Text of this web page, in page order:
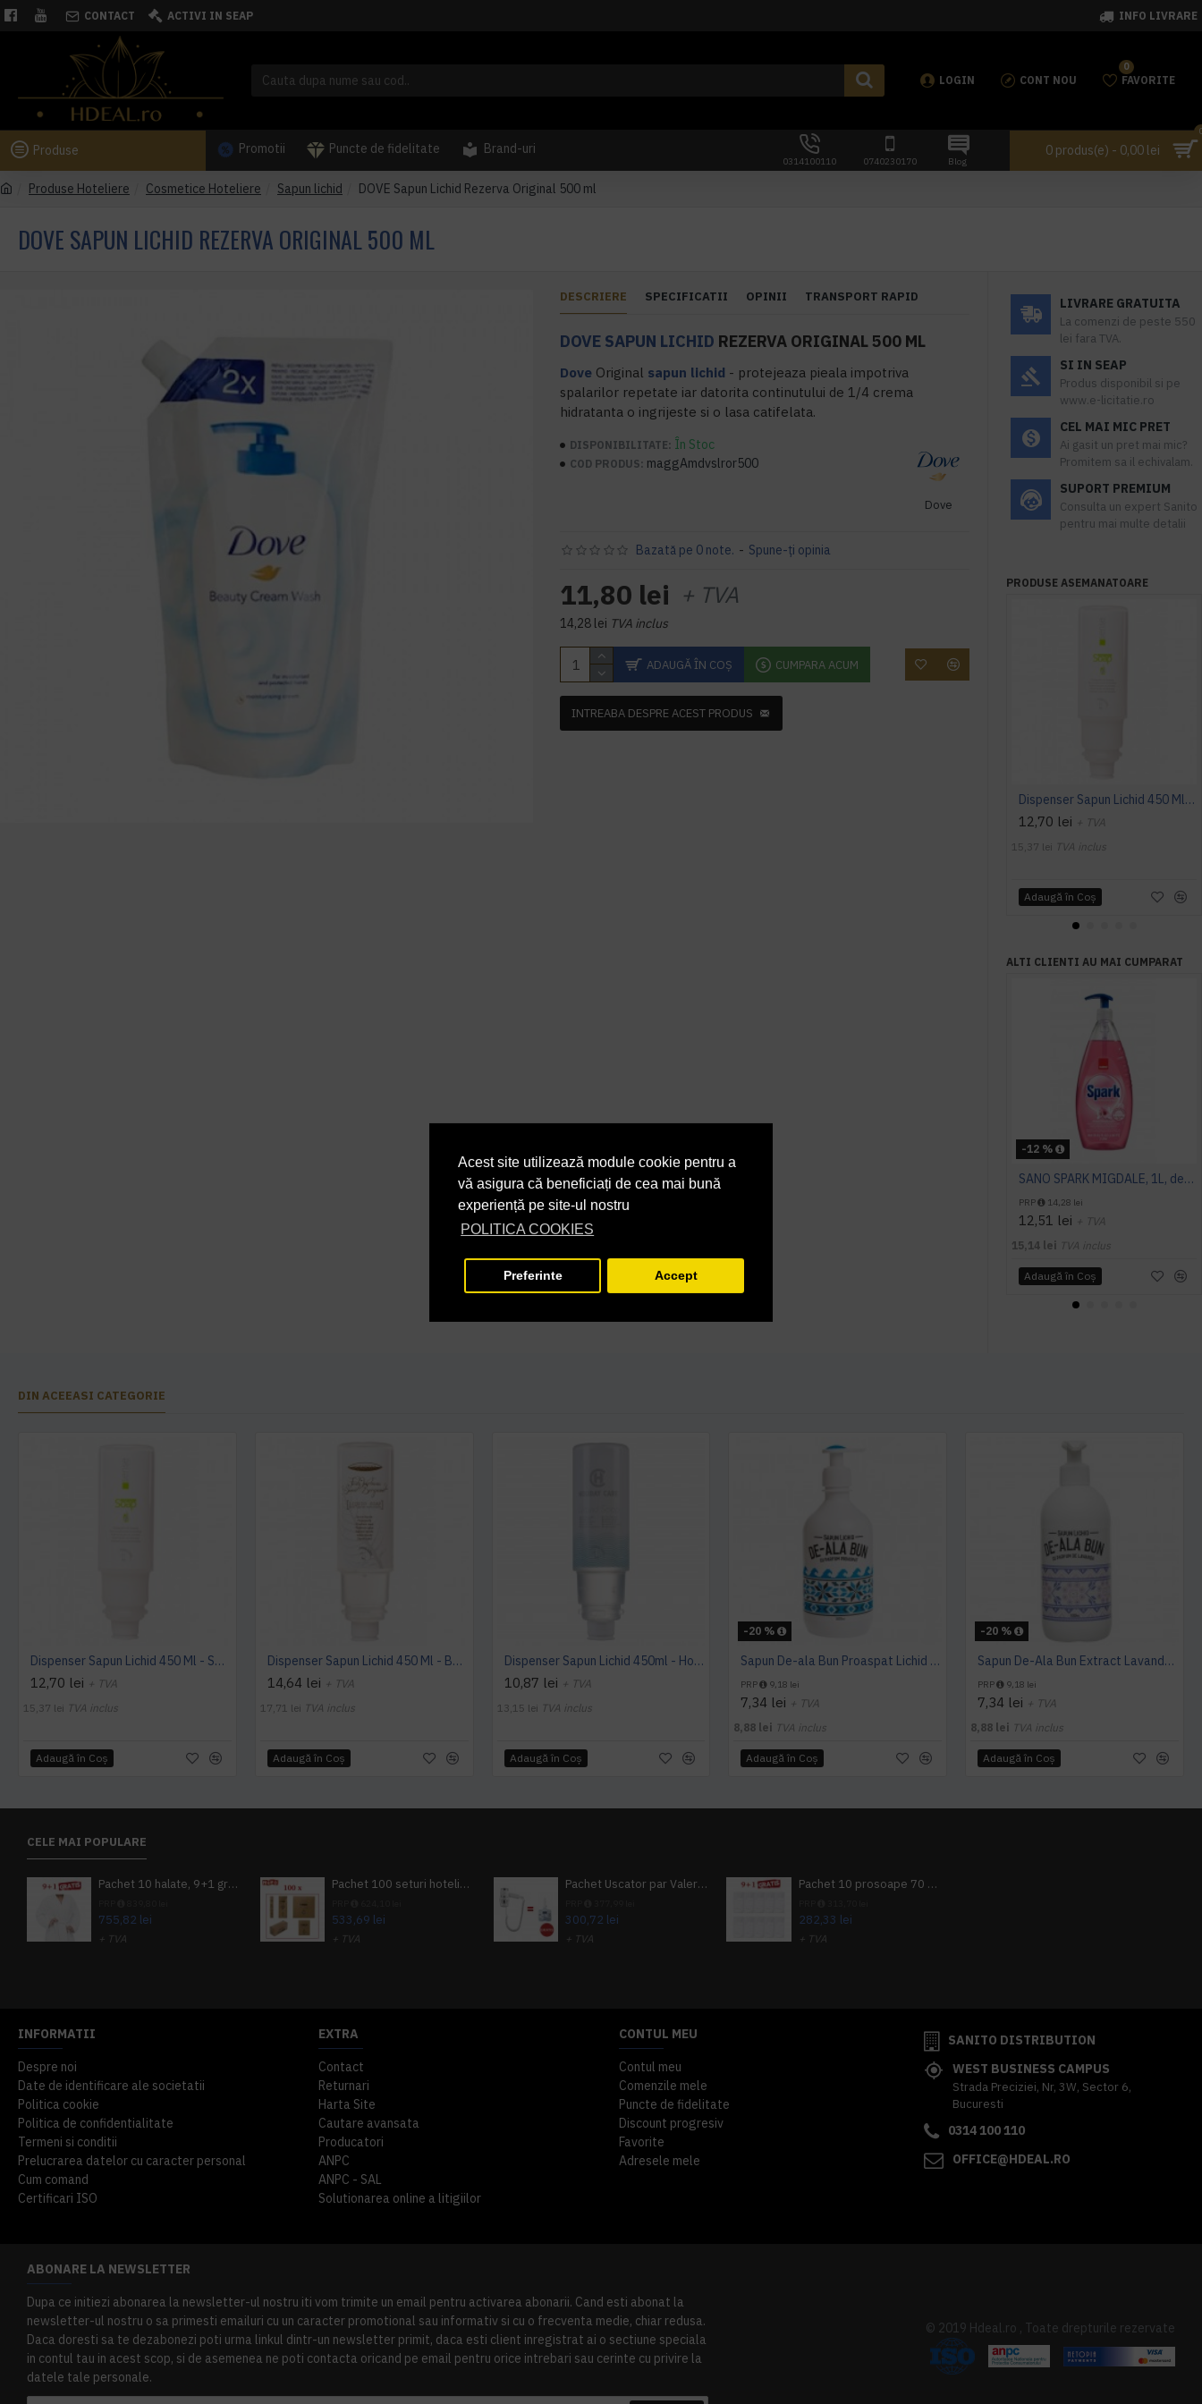
Acest site utilizează module cookie pentru a
vă asigura că beneficiați de cea mai bună
experiență pe site-ul nostru
POLITICA COOKIES
Preferinte Accept
CONTACT ACTIVI IN SEAP INFO LIVRARE
LOGIN CONT NOU FAVORITE
0
Produse Promotii Puncte de fidelitate Brand-uri
0314100110 0740230170 Blog
0 produs(e) - 0,00 lei
Produse Hoteliere Cosmetice Hoteliere Sapun lichid DOVE Sapun Lichid Rezerva Original 500 ml
DOVE SAPUN LICHID REZERVA ORIGINAL 500 ML
DESCRIERE SPECIFICATII OPINII TRANSPORT RAPID
DOVE SAPUN LICHID REZERVA ORIGINAL 500 ML
Dove Original sapun lichid - protejeaza pieala impotriva
spalarilor repetate iar datorita continutului de 1/4 crema
hidratanta o ingrijeste si o lasa catifelata.
DISPONIBILITATE: În Stoc
COD PRODUS: maggAmdvslror500
Dove
Bazată pe 0 note. - Spune-ţi opinia
11,80 lei + TVA
14,28 lei TVA inclus
ADAUGĂ ÎN COŞ CUMPARA ACUM
INTREABA DESPRE ACEST PRODUS
LIVRARE GRATUITA
La comenzi de peste 550
lei fara TVA.
SI IN SEAP
Produs disponibil si pe
www.e-licitatie.ro
CEL MAI MIC PRET
Ai gasit un pret mai mic?
Promitem sa il echivalam.
SUPORT PREMIUM
Consulta un expert Sanito
pentru mai multe detalii
PRODUSE ASEMANATOARE
Dispenser Sapun Lichid 450 Ml - Sense
12,70 lei + TVA
15,37 lei TVA inclus
Adaugă în Coş
ALTI CLIENTI AU MAI CUMPARAT
-12 %
SANO SPARK MIGDALE, 1L, detergent vase
PRP 14,28 lei
12,51 lei + TVA
15,14 lei TVA inclus
Adaugă în Coş
DIN ACEEASI CATEGORIE
Dispenser Sapun Lichid 450 Ml - Sense
12,70 lei + TVA
15,37 lei TVA inclus
Adaugă în Coş
Dispenser Sapun Lichid 450 Ml - Botanika
14,64 lei + TVA
17,71 lei TVA inclus
Adaugă în Coş
Dispenser Sapun Lichid 450ml - Holiday Care
10,87 lei + TVA
13,15 lei TVA inclus
Adaugă în Coş
-20 %
Sapun De-ala Bun Proaspat Lichid 500ml
PRP 9,18 lei
7,34 lei + TVA
8,88 lei TVA inclus
Adaugă în Coş
-20 %
Sapun De-Ala Bun Extract Lavanda- Lichid 500ml
PRP 9,18 lei
7,34 lei + TVA
8,88 lei TVA inclus
Adaugă în Coş
CELE MAI POPULARE
Pachet 10 halate, 9+1 gratuit
755,82 lei
+ TVA
Pachet 100 seturi hoteliere, set dentar, set barbierit, casca de dus, pila unghii, set cusut
533,69 lei
+ TVA
Pachet Uscator par Valera Action Super Plus + GRATUIT Sampon si gel de dus Tork
300,72 lei
+ TVA
Pachet 10 prosoape 70 x 140cm 9 + 1 gratuit
282,33 lei
+ TVA
INFORMATII
Despre noi
Date de identificare ale societatii
Politica cookie
Politica de confidentialitate
Termeni si conditii
Prelucrarea datelor cu caracter personal
Cum comand
Certificari ISO
EXTRA
Contact
Returnari
Harta Site
Cautare avansata
Producatori
ANPC
ANPC - SAL
Solutionarea online a litigiilor
CONTUL MEU
Contul meu
Comenzile mele
Puncte de fidelitate
Discount progresiv
Favorite
Adresele mele
SANITO DISTRIBUTION
WEST BUSINESS CAMPUS
Strada Preciziei, Nr, 3W, Sector 6,
Bucuresti
0314 100 110
OFFICE@HDEAL.RO
ABONARE LA NEWSLETTER
Dupa ce initiezi abonarea la newsletter-ul nostru iti vom trimite un email pentru activarea abonarii. Cand esti abonat la
newsletter-ul nostru o sa primesti emailuri cu un caracter promotional sau informativ si cu o frecventa medie, chiar redusa.
Daca doresti sa te dezabonezi poti urma linkul dintr-un newsletter primit, daca esti client inregistrat ai o sectiune speciala
in contul tau in acest scop, si de asemenea ne poti contacta oricand pe email pentru orice intrebari sau cerinte cu privire la
datele tale personale.
© 2019 Hdeal.ro , Toate drepturile rezervate